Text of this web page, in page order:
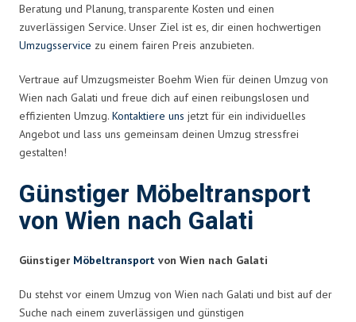
Beratung und Planung, transparente Kosten und einen
zuverlässigen Service. Unser Ziel ist es, dir einen hochwertigen
Umzugsservice zu einem fairen Preis anzubieten.
Vertraue auf Umzugsmeister Boehm Wien für deinen Umzug von
Wien nach Galati und freue dich auf einen reibungslosen und
effizienten Umzug. Kontaktiere uns jetzt für ein individuelles
Angebot und lass uns gemeinsam deinen Umzug stressfrei
gestalten!
Günstiger Möbeltransport
von Wien nach Galati
Günstiger Möbeltransport von Wien nach Galati
Du stehst vor einem Umzug von Wien nach Galati und bist auf der
Suche nach einem zuverlässigen und günstigen